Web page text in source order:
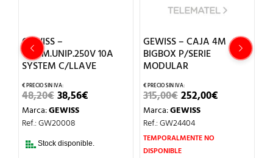
GEWISS –
CONM.UNIP.250V 10A
SYSTEM C/LLAVE
48,20€EL
PRECIO
ORIGINAL
ERA:
38,56€
Marca:GEWISS
Ref.: GW20008
Stock disponible.
GEWISS – CAJA 4M
BIGBOX P/SERIE
MODULAR
315,00€EL
PRECIO
ORIGINAL
ERA:
315,00€.
252,00€
Marca:GEWISS
Ref.: GW24404
TEMPORALMENTE NO
DISPONIBLE